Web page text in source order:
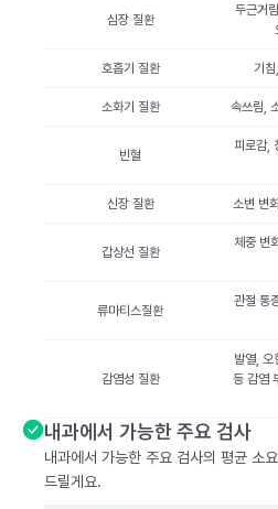
심장 질환
두근거
호흡기 질환 기
소화기 질환 속쓰림,
빈혈
피로감,
신장 질환 소변 변
갑상선 질환
체중 변
류마티스질환
관절 통
감염성 질환
발열, 오
등 감염
내과에서 가능한 주요 검사
내과에서 가능한 주요 검사의 평균 소
드릴게요.